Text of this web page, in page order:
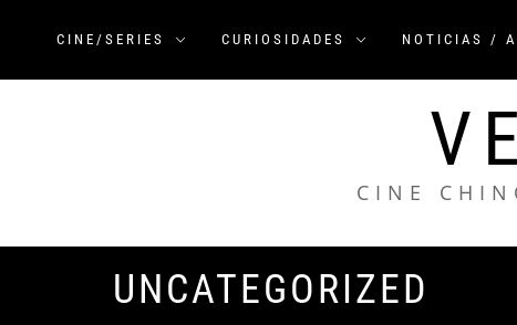
CINE/SERIES CURIOSIDADES NOTICIAS /
CINE
UNCATEGORIZED